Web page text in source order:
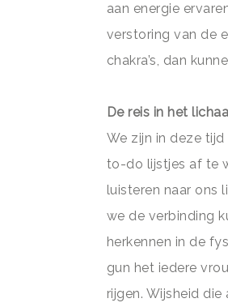
aan energie
verstoring van de
chakra’s, dan
De reis in het
We zijn in deze
to-do lijstjes af te
luisteren naar ons
we de verbinding
herkennen in de
gun het iedere
rijgen. Wijsheid